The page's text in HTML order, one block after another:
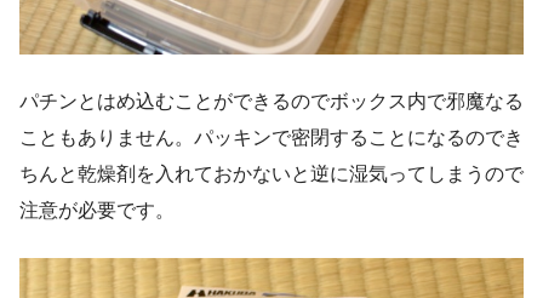
パチンとはめ込むことができるのでボックス内で邪魔なる
こともありません。パッキンで密閉することになるのでき
ちんと乾燥剤を入れておかないと逆に湿気ってしまうので
注意が必要です。